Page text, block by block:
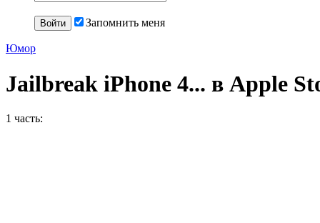
Запомнить меня
Юмор
Jailbreak iPhone 4... в Apple
1 часть: